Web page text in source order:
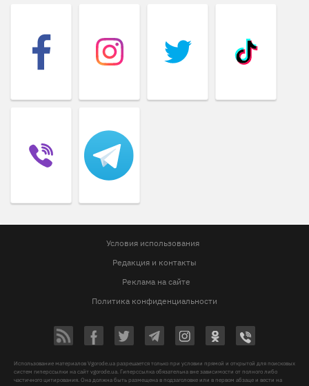
Условия использования
Редакция и контакты
Реклама на сайте
Политика конфиденциальности
Использование материалов Vgorode.ua разрешается только при условии прямой и открытой для поисковых
систем гиперссылки на сайт vgorode.ua. Гиперссылка обязательна вне зависимости от полного либо
частичного цитирования. Она должна быть размещена в подзаголовке или в первом абзаце и вести на